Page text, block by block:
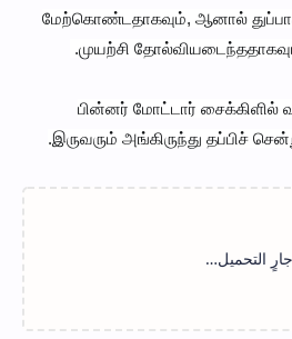
மேற்கொண்டதாகவும், ஆனால்
முயற்சி
பின்னர் மோட்டார் சைக்கிளில்
இருவரும் அங்கிருந்து தப்பிச்